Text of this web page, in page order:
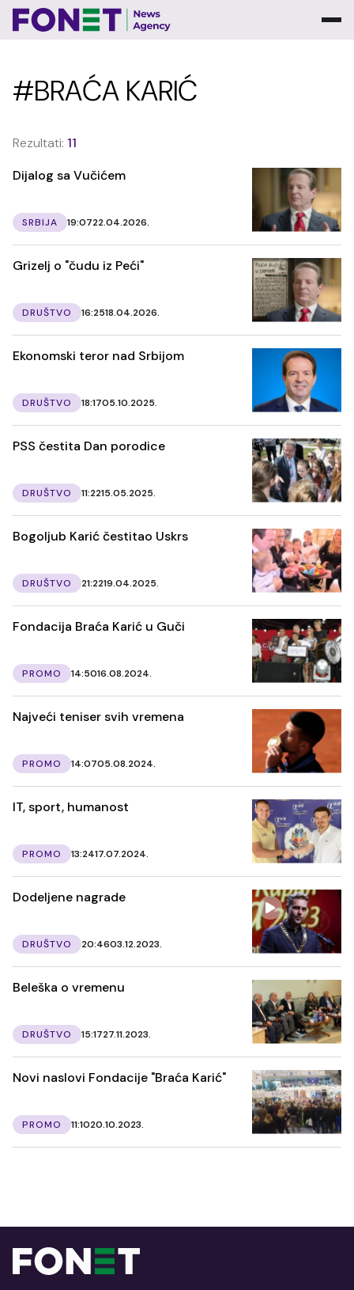
#BRAĆA KARIĆ
Rezultati: 11
Dijalog sa Vučićem
SRBIJA 19:0722.04.2026.
Grizelj o "čudu iz Peći"
DRUŠTVO 16:2518.04.2026.
Ekonomski teror nad Srbijom
DRUŠTVO 18:1705.10.2025.
PSS čestita Dan porodice
DRUŠTVO 11:2215.05.2025.
Bogoljub Karić čestitao Uskrs
DRUŠTVO 21:2219.04.2025.
Fondacija Braća Karić u Guči
PROMO 14:5016.08.2024.
Najveći teniser svih vremena
PROMO 14:0705.08.2024.
IT, sport, humanost
PROMO 13:2417.07.2024.
Dodeljene nagrade
DRUŠTVO 20:4603.12.2023.
Beleška o vremenu
DRUŠTVO 15:1727.11.2023.
Novi naslovi Fondacije "Braća Karić"
PROMO 11:1020.10.2023.